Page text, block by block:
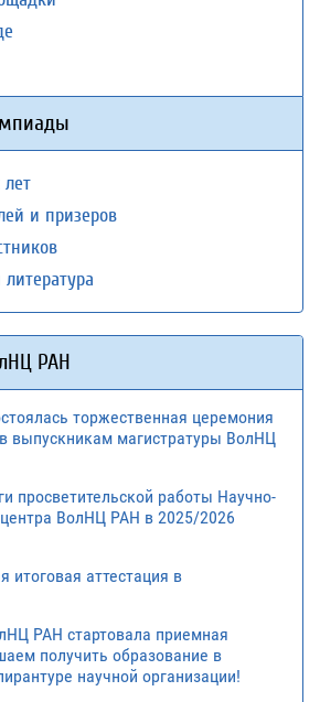
и призеров
РАН
торжественная церемония
выпускникам магистратуры ВолНЦ
просветительской работы Научно-
центра ВолНЦ РАН в 2025/2026
итоговая аттестация в
РАН стартовала приемная
получить образование в
научной организации!